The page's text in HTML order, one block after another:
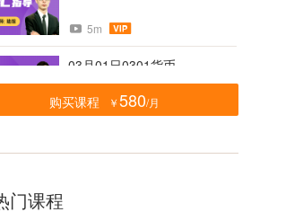
5m
03月01日0301货币
5m
购买课程 ￥580/月
门课程